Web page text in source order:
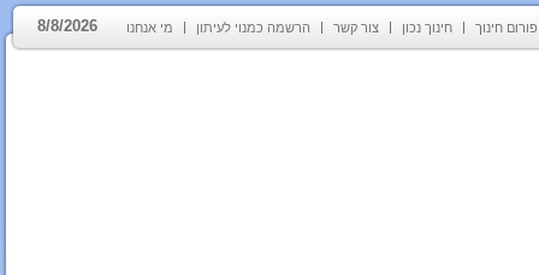
פורום חינוך חינוך נכון צור קשר הרשמה כמנוי לעיתון מי אנחנו 8/8/2026